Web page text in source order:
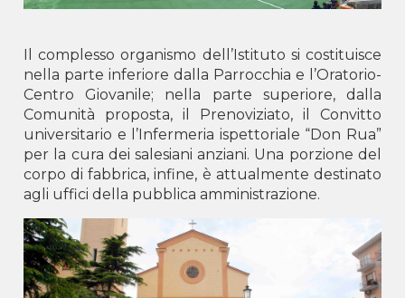
GJILAN -Don Bosko
Montenegro
Podgorica -Centro Don Bosco
Il complesso organismo dell’Istituto si costituisce
nella parte inferiore dalla Parrocchia e l’Oratorio-
Centro Giovanile; nella parte superiore, dalla
Comunità proposta, il Prenoviziato, il Convitto
universitario e l’Infermeria ispettoriale “Don Rua”
per la cura dei salesiani anziani. Una porzione del
corpo di fabbrica, infine, è attualmente destinato
agli uffici della pubblica amministrazione.